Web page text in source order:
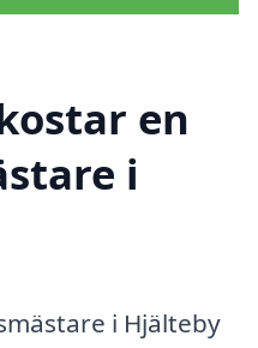
en
i
i Hjälteby